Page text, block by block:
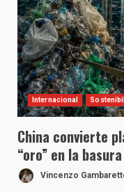
Internacional
China convierte
“oro” en la
Vincenzo